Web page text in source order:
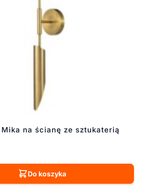
na ścianę ze sztukaterią
Do koszyka